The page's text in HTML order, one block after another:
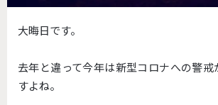
大晦日です。
去年と違って今年は新型コロナへの警戒
すよね。